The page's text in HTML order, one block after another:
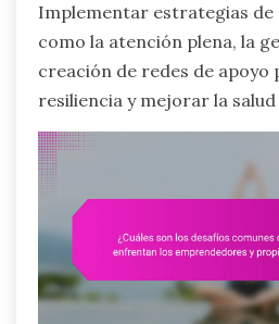
Implementar estrategias
como la atención plena, la
creación de redes de apoyo
resiliencia y mejorar la